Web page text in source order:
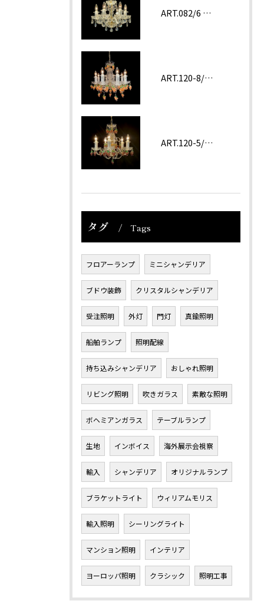
ART.082/6 prc
ART.120-8/62 ROSA
ART.120-5/62 Amethyst
タグ Tags
フロアーランプ ミニシャンデリア
ブドウ装飾 クリスタルシャンデリア
受注照明 外灯 門灯 真鍮照明
船舶ランプ 照明配線
持ち込みシャンデリア おしゃれ照明
リビング照明 吹きガラス 素敵な照明
ボヘミアンガラス テーブルランプ
生地 インボイス 海外展示会視察
輸入 シャンデリア オリジナルランプ
ブラケットライト ウィリアムモリス
輸入照明 シーリングライト
マンション照明 インテリア
ヨーロッパ照明 クラシック 照明工事